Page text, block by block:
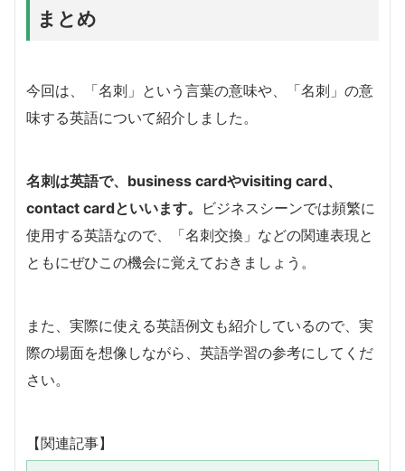
まとめ
今回は、「名刺」という言葉の意味や、「名刺」の意
味する英語について紹介しました。
名刺は英語で、business cardやvisiting card、
contact cardといいます。
ビジネスシーンでは頻繁に
使用する英語なので、「名刺交換」などの関連表現と
ともにぜひこの機会に覚えておきましょう。
また、実際に使える英語例文も紹介しているので、実
際の場面を想像しながら、英語学習の参考にしてくだ
さい。
【関連記事】